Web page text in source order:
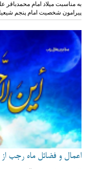
به مناسبت میلاد امام محمدباقر
پیرامون شخصیت امام پنجم
اعمال و فضائل ماه رجب از